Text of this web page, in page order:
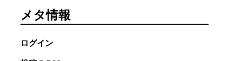
メタ情報
ログイン